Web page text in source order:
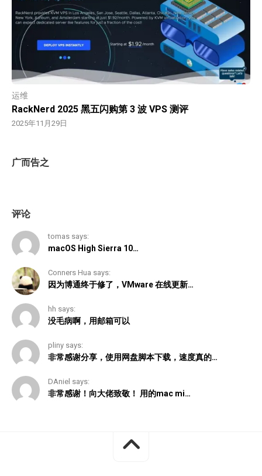
运维
RackNerd 2025 黑五闪购第 3 波 VPS 测评
2025年11月29日
广而告之
评论
tomas says:
macOS High Sierra 10…
Conners Hua says:
因为博通终于修了，VMware 在线更新…
hh says:
没毛病啊，用邮箱可以
pliny says:
非常感谢分享，使用网盘脚本下载，速度真的…
DAniel says:
非常感谢！向大佬致敬！ 用的mac mi…